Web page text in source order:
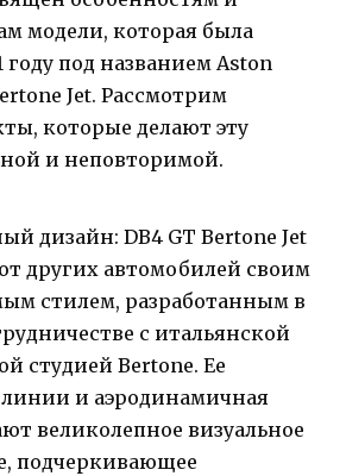
модели, которая была
году под названием Aston
Jet. Рассмотрим
которые делают эту
и неповторимой.
дизайн: DB4 GT Bertone Jet
других автомобилей своим
стилем, разработанным в
с итальянской
студией Bertone. Ее
и аэродинамичная
великолепное визуальное
подчеркивающее